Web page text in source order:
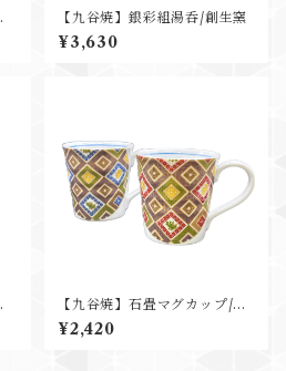
【九谷焼】銀彩組湯呑/創生窯
¥3,630
【九谷焼】石畳マグカップ/吉
右衛門窯
¥2,420